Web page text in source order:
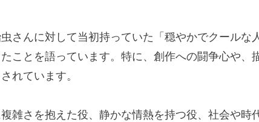
さんに対して当初持っていた「穏やかでクールな
ことを語っています。特に、創作への闘争心や、
れています。
雑さを抱えた役、静かな情熱を持つ役、社会や時